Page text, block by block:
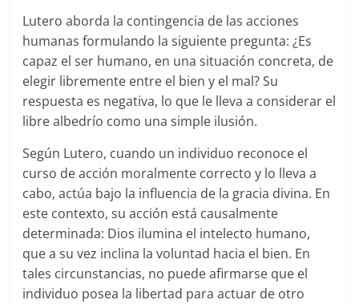
Lutero aborda la contingencia de las acciones
humanas formulando la siguiente pregunta: ¿Es
capaz el ser humano, en una situación concreta, de
elegir libremente entre el bien y el mal? Su
respuesta es negativa, lo que le lleva a considerar el
libre albedrío como una simple ilusión.
Según Lutero, cuando un individuo reconoce el
curso de acción moralmente correcto y lo lleva a
cabo, actúa bajo la influencia de la gracia divina. En
este contexto, su acción está causalmente
determinada: Dios ilumina el intelecto humano,
que a su vez inclina la voluntad hacia el bien. En
tales circunstancias, no puede afirmarse que el
individuo posea la libertad para actuar de otro